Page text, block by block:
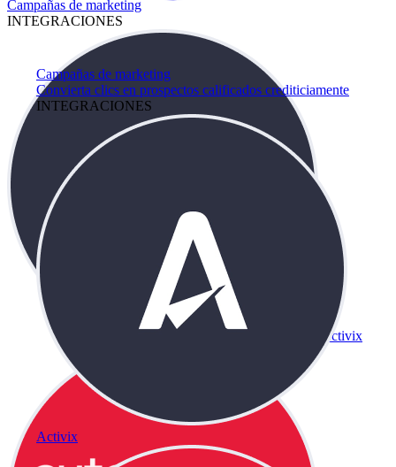
Campañas de marketing
Convierta clics en prospectos calificados crediticiamente
INTEGRACIONES
Activix
Campañas de marketing
INTEGRACIONES
Activix